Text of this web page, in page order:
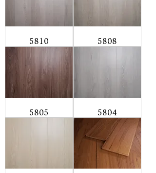
5810 5808
5805 5804